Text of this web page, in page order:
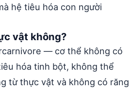
hệ tiêu hóa con người
vật không?
— cơ thể không có
hóa tinh bột, không thể
từ thực vật và không có răng